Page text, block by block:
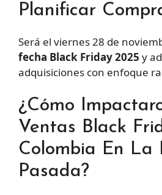
Planificar
Será el viernes 28 de
fecha Black Friday 2025 y
adquisiciones con enfoque
¿Cómo
Ventas Black
Colombia En La
Pasada?